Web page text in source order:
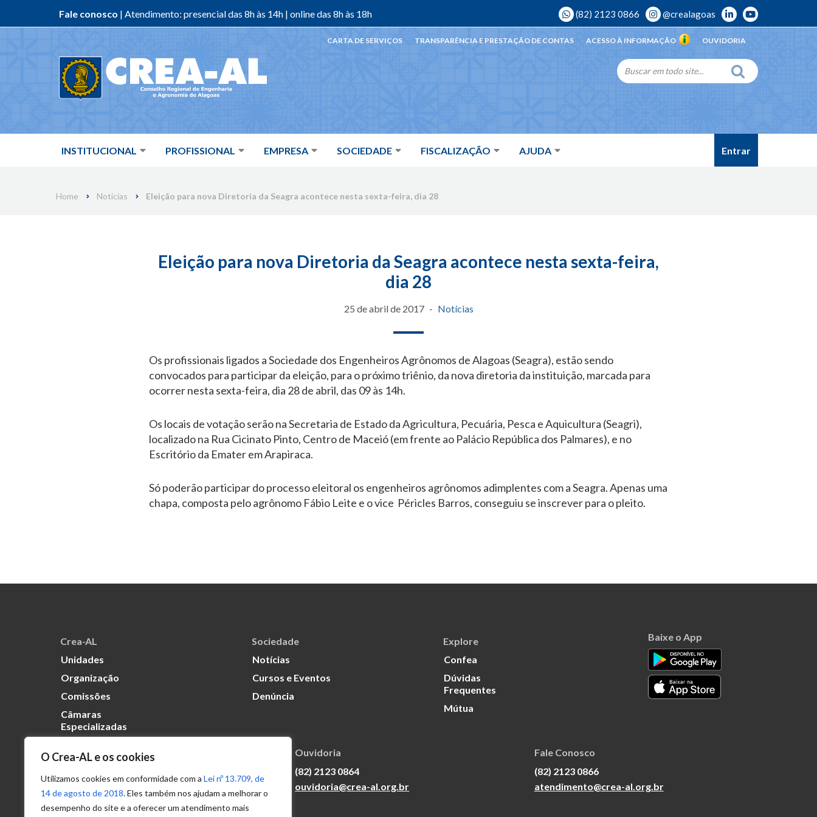
O Crea-AL e os cookies
Utilizamos cookies em conformidade com a Lei nº 13.709, de
14 de agosto de 2018. Eles também nos ajudam a melhorar o
desempenho do site e a oferecer um atendimento mais
Fale conosco | Atendimento: presencial das 8h às 14h | online das 8h às 18h (82) 2123 0866 @crealagoas
INSTITUCIONAL PROFISSIONAL EMPRESA SOCIEDADE FISCALIZAÇÃO AJUDA
OUVIDORIA
ACESSO À INFORMAÇÃO
TRANSPARÊNCIA E PRESTAÇÃO DE CONTAS
CARTA DE SERVIÇOS
Entrar
Home Notícias Eleição para nova Diretoria da Seagra acontece nesta sexta-feira, dia 28
Eleição para nova Diretoria da Seagra acontece nesta sexta-feira,
dia 28
25 de abril de 2017 Notícias
Os profissionais ligados a Sociedade dos Engenheiros Agrônomos de Alagoas (Seagra), estão sendo
convocados para participar da eleição, para o próximo triênio, da nova diretoria da instituição, marcada para
ocorrer nesta sexta-feira, dia 28 de abril, das 09 às 14h.
Os locais de votação serão na Secretaria de Estado da Agricultura, Pecuária, Pesca e Aquicultura (Seagri),
localizado na Rua Cicinato Pinto, Centro de Maceió (em frente ao Palácio República dos Palmares), e no
Escritório da Emater em Arapiraca.
Só poderão participar do processo eleitoral os engenheiros agrônomos adimplentes com a Seagra. Apenas uma
chapa, composta pelo agrônomo Fábio Leite e o vice Péricles Barros, conseguiu se inscrever para o pleito.
Crea-AL
Unidades
Organização
Comissões
Câmaras
Especializadas
Sociedade
Notícias
Cursos e Eventos
Denúncia
Explore
Confea
Dúvidas
Frequentes
Mútua
Baixe o App
Transparência
Portal
Acesso à
Informação
Ouvidoria
(82) 2123 0864
ouvidoria@crea-al.org.br
Fale Conosco
(82) 2123 0866
atendimento@crea-al.org.br